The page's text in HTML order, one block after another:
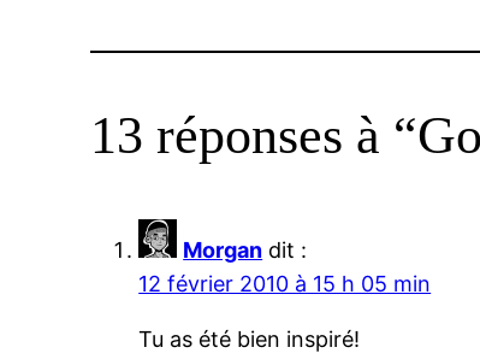
13 réponses à
Morgan dit :
12 février 2010 à 15 h 05 min
Tu as été bien inspiré!